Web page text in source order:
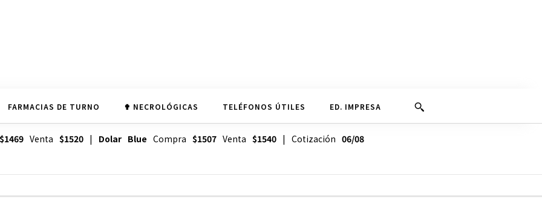
FARMACIAS DE TURNO ✟ NECROLÓGICAS TELÉFONOS ÚTILES ED. IMPRESA
$1469Venta $1520| Dolar Blue Compra $1507Venta $1540| Cotización 06/08